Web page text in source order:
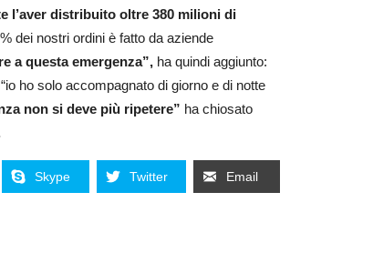
l’aver distribuito oltre 380 milioni di
dei nostri ordini è fatto da aziende
a questa emergenza”, ha quindi aggiunto:
ho solo accompagnato di giorno e di notte
non si deve più ripetere” ha chiosato
Skype Twitter Email